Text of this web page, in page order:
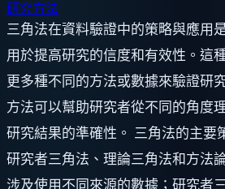
研究方法
三角法在資料驗證中的策略與應用
用於提高研究的信度和有效性。這
更多種不同的方法或數據來驗證研
方法可以幫助研究者從不同的角度
研究結果的準確性。 三角法的主要
研究者三角法、理論三角法和方法
涉及使用不同來源的數據；研究者